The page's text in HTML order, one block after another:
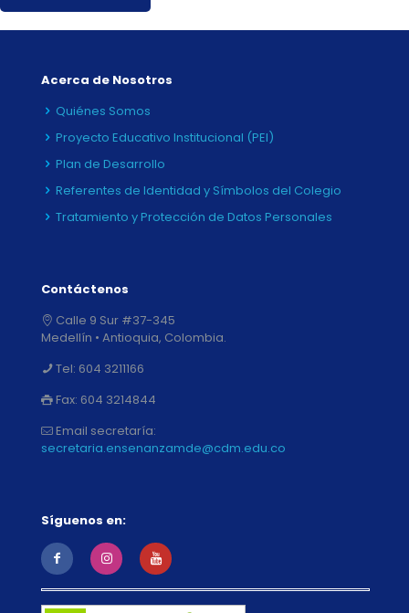
Acerca de Nosotros
Quiénes Somos
Proyecto Educativo Institucional (PEI)
Plan de Desarrollo
Referentes de Identidad y Símbolos del Colegio
Tratamiento y Protección de Datos Personales
Contáctenos
Calle 9 Sur #37-345
Medellín • Antioquia, Colombia.
Tel: 604 3211166
Fax: 604 3214844
Email secretaría:
secretaria.ensenanzamde@cdm.edu.co
Síguenos en: